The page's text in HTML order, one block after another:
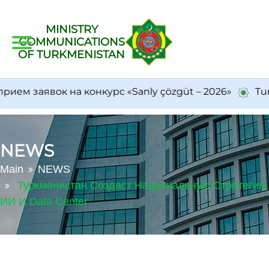
MINISTRY
COMMUNICATIONS
OF TURKMENISTAN
заявок на конкурс «Sanly çözgüt – 2026»
NEWS
Main
NEWS
Туркменистан Создаст Национальную Стратегию
ИИ И Data Center